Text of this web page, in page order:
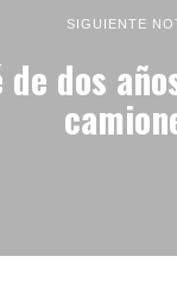
SIGUIENTE
de dos